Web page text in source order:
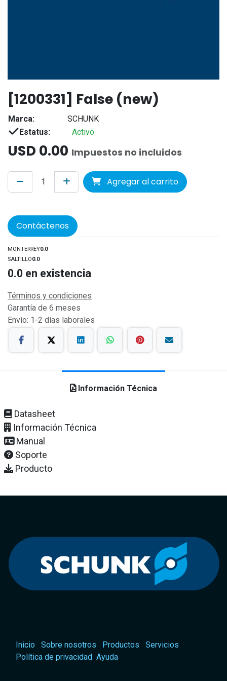
[1200331] False (new)
Marca:
SCHUNK
Estatus:
Activo
USD 0.00 Impuestos no incluidos
Agregar al carrito
Contáctenos
MONTERREY0.0
SALTILLO0.0
0.0 en existencia
Términos y condiciones
Garantía de 6 meses
Envío: 1-2 días laborales
Información Técnica
Datasheet
Información Técnica
Manual
Soporte
Producto
Inicio Sobre nosotros Productos
Servicios
Política de privacidad Ayuda